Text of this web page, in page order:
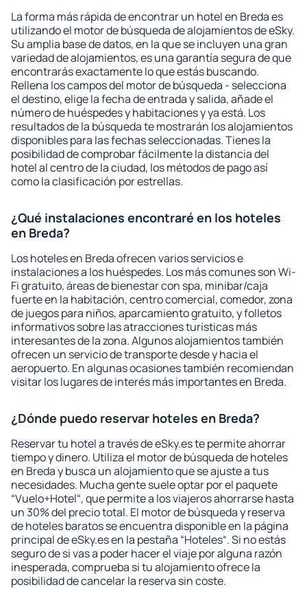
La forma más rápida de encontrar un hotel en Breda es
utilizando el motor de búsqueda de alojamientos de eSky.
Su amplia base de datos, en la que se incluyen una gran
variedad de alojamientos, es una garantía segura de que
encontrarás exactamente lo que estás buscando.
Rellena los campos del motor de búsqueda - selecciona
el destino, elige la fecha de entrada y salida, añade el
número de huéspedes y habitaciones y ya está. Los
resultados de la búsqueda te mostrarán los alojamientos
disponibles para las fechas seleccionadas. Tienes la
posibilidad de comprobar fácilmente la distancia del
hotel al centro de la ciudad, los métodos de pago así
como la clasificación por estrellas.
¿Qué instalaciones encontraré en los hoteles
en Breda?
Los hoteles en Breda ofrecen varios servicios e
instalaciones a los huéspedes. Los más comunes son Wi-
Fi gratuito, áreas de bienestar con spa, minibar/caja
fuerte en la habitación, centro comercial, comedor, zona
de juegos para niños, aparcamiento gratuito, y folletos
informativos sobre las atracciones turísticas más
interesantes de la zona. Algunos alojamientos también
ofrecen un servicio de transporte desde y hacia el
aeropuerto. En algunas ocasiones también recomiendan
visitar los lugares de interés más importantes en Breda.
¿Dónde puedo reservar hoteles en Breda?
Reservar tu hotel a través de eSky.es te permite ahorrar
tiempo y dinero. Utiliza el motor de búsqueda de hoteles
en Breda y busca un alojamiento que se ajuste a tus
necesidades. Mucha gente suele optar por el paquete
“Vuelo+Hotel“, que permite a los viajeros ahorrarse hasta
un 30% del precio total. El motor de búsqueda y reserva
de hoteles baratos se encuentra disponible en la página
principal de eSky.es en la pestaña “Hoteles“. Si no estás
seguro de si vas a poder hacer el viaje por alguna razón
inesperada, comprueba si tu alojamiento ofrece la
posibilidad de cancelar la reserva sin coste.